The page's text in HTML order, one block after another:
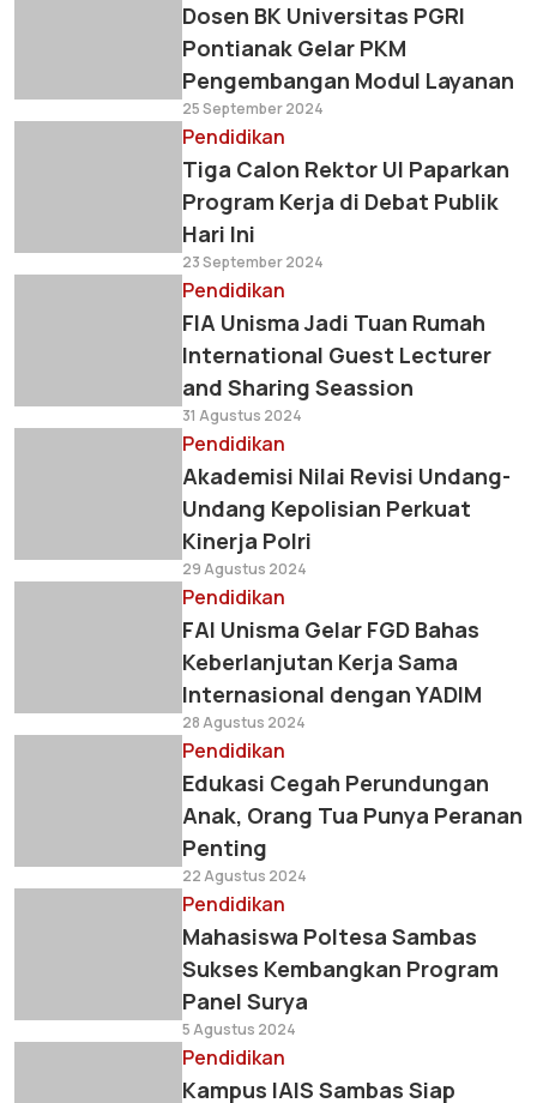
Dosen BK Universitas PGRI
Pontianak Gelar PKM
Pengembangan Modul Layanan
25 September 2024
Pendidikan
Tiga Calon Rektor UI Paparkan
Program Kerja di Debat Publik
Hari Ini
23 September 2024
Pendidikan
FIA Unisma Jadi Tuan Rumah
International Guest Lecturer
and Sharing Seassion
31 Agustus 2024
Pendidikan
Akademisi Nilai Revisi Undang-
Undang Kepolisian Perkuat
Kinerja Polri
29 Agustus 2024
Pendidikan
FAI Unisma Gelar FGD Bahas
Keberlanjutan Kerja Sama
Internasional dengan YADIM
28 Agustus 2024
Pendidikan
Edukasi Cegah Perundungan
Anak, Orang Tua Punya Peranan
Penting
22 Agustus 2024
Pendidikan
Mahasiswa Poltesa Sambas
Sukses Kembangkan Program
Panel Surya
5 Agustus 2024
Pendidikan
Kampus IAIS Sambas Siap